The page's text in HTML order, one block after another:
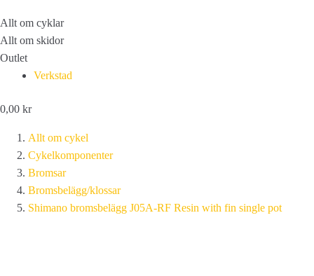
Allt om cyklar
Allt om skidor
Outlet
Verkstad
0,00 kr
Allt om cykel
Cykelkomponenter
Bromsar
Bromsbelägg/klossar
Shimano bromsbelägg J05A-RF Resin with fin single pot